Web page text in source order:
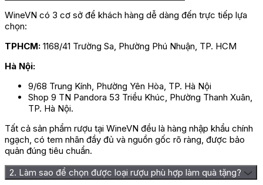
WineVN có 3 cơ sở để khách hàng dễ dàng đến trực tiếp lựa
chọn:
TPHCM: 1168/41 Trường Sa, Phường Phú Nhuận, TP. HCM
Hà Nội:
9/68 Trung Kính, Phường Yên Hòa, TP. Hà Nội
Shop 9 TN Pandora 53 Triều Khúc, Phường Thanh Xuân,
TP. Hà Nội.
Tất cả sản phẩm rượu tại WineVN đều là hàng nhập khẩu chính
ngạch, có tem nhãn đầy đủ và nguồn gốc rõ ràng, được bảo
quản đúng tiêu chuẩn.
2. Làm sao để chọn được loại rượu phù hợp làm quà tặng?